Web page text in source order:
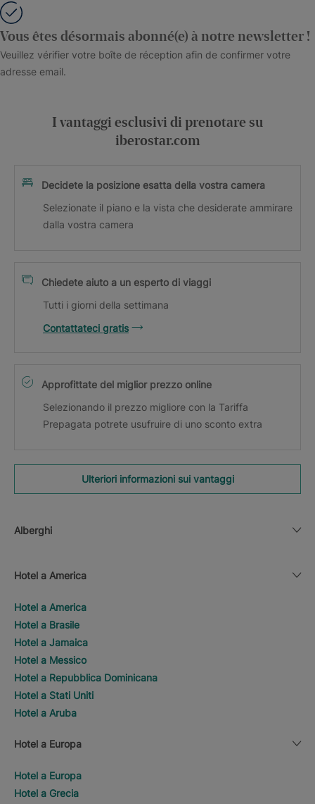
Vous êtes désormais abonné(e) à notre newsletter !
Veuillez vérifier votre boîte de réception afin de confirmer votre
adresse email.
I vantaggi esclusivi di prenotare su
iberostar.com
Decidete la posizione esatta della vostra camera
Selezionate il piano e la vista che desiderate ammirare
dalla vostra camera
Chiedete aiuto a un esperto di viaggi
Tutti i giorni della settimana
Contattateci gratis
Approfittate del miglior prezzo online
Selezionando il prezzo migliore con la Tariffa
Prepagata potrete usufruire di uno sconto extra
Ulteriori informazioni sui vantaggi
Alberghi
Hotel a America
Hotel a America
Hotel a Brasile
Hotel a Jamaica
Hotel a Messico
Hotel a Repubblica Dominicana
Hotel a Stati Uniti
Hotel a Aruba
Hotel a Europa
Hotel a Europa
Hotel a Grecia